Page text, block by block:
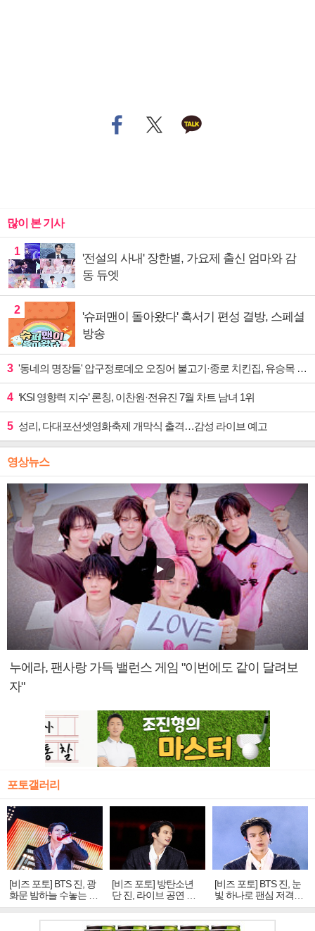
많이 본 기사
1
'전설의 사내' 장한별, 가요제 출신 엄마와 감
동 듀엣
2
'슈퍼맨이 돌아왔다' 혹서기 편성 결방, 스페셜
방송
3 '동네의 명장들' 압구정로데오 오징어 불고기·종로 치킨집, 유승목 입맛 저격
4 ‘KSI 영향력 지수’ 론칭, 이찬원·전유진 7월 차트 남녀 1위
5 성리, 다대포선셋영화축제 개막식 출격…감성 라이브 예고
영상뉴스
누에라, 팬사랑 가득 밸런스 게임 "이번에도 같이 달려보
자"
포토갤러리
[비즈 포토] BTS 진, 광
화문 밤하늘 수놓는 '비
주얼 킹'의 열창
[비즈 포토] 방탄소년
단 진, 라이브 공연 중
빛나는 독보적 아우라
[비즈 포토] BTS 진, 눈
빛 하나로 팬심 저격…
독보적 카리스마